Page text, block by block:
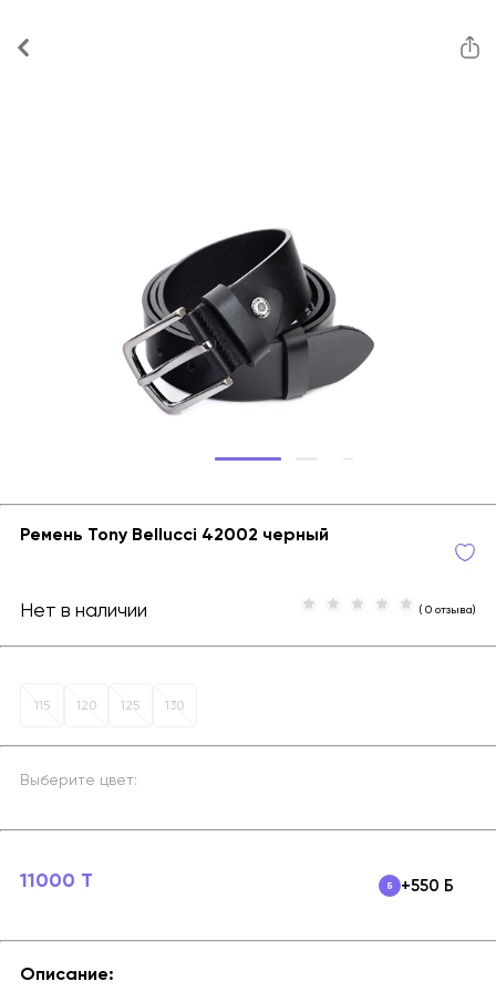
Ремень Tony Bellucci 42002 черный
Нет в наличии ( 0 отзыва)
115 120 125 130
Выберите цвет:
11000 T +550 Б
Описание: